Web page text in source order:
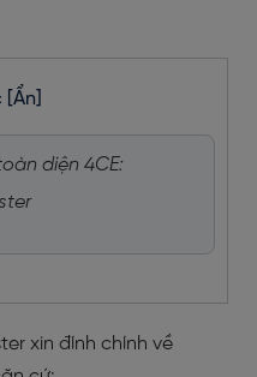
[Ẩn]
diện 4CE:
xin đính chính về